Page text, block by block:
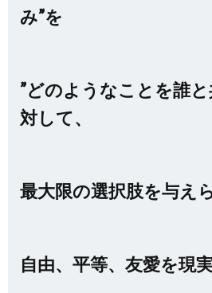
み”を
”どのようなことを誰
対して、
最大限の選択肢を与え
自由、平等、友愛を現